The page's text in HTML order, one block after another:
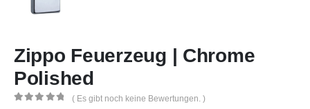
Zippo Feuerzeug | Chrome
Polished
( Es gibt noch keine Bewertungen. )